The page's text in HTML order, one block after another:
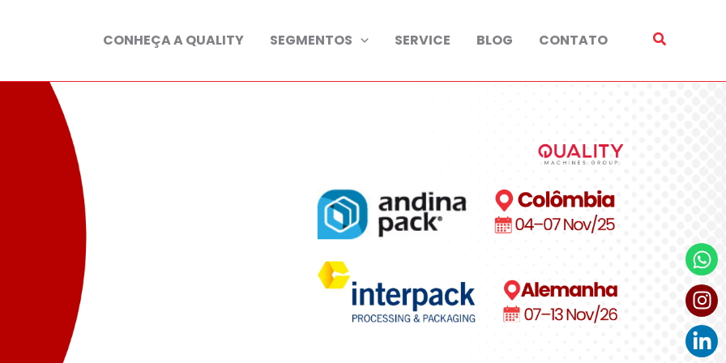
CONHEÇA A QUALITY SEGMENTOS SERVICE BLOG CONTATO
in